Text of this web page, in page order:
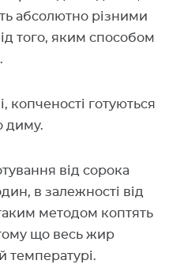
абсолютно різними
того, яким способом
копченості готуються
диму.
від сорока
в залежності від
методом коптять
що весь жир
температурі.